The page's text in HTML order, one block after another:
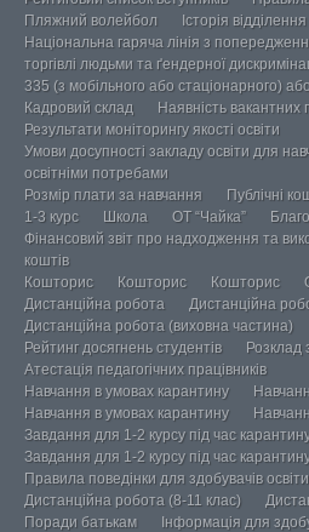
Пляжний волейбол
Історія відділення
Національна гаряча лінія з
торгівлі людьми та ґендерної
335 (з мобільного або стаціонарного)
Кадровий склад
Наявність вакантних
Результати моніторингу якості освіти
Умови досупності закладу освіти для
освітніми потребами
Розмір плати за навчання
Публічні
1-3 курс
Школа ОТ “Чайка”
Фінансовий звіт про надходження та
коштів
Кошторис
Кошторис Кошторис
Дистанційна робота
Дистанційна
Дистанційна робота (виховна частина)
Рейтинг досягнень студентів
Розклад
Атестація педагогічних працівників
Навчання в умовах карантину
Навчання в умовах карантину
Завдання для 1-2 курсу під час
Завдання для 1-2 курсу під час
Правила поведінки для здобувачів освіти
Дистанційна робота (8-11 клас)
Поради батькам
Інформація для